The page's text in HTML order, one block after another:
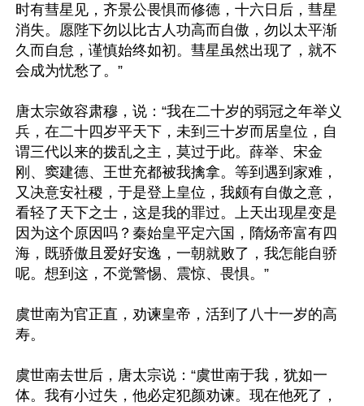
时有彗星见，齐景公畏惧而修德，十六日后，彗星
消失。愿陛下勿以比古人功高而自傲，勿以太平渐
久而自怠，谨慎始终如初。彗星虽然出现了，就不
会成为忧愁了。”
唐太宗敛容肃穆，说：“我在二十岁的弱冠之年举义
兵，在二十四岁平天下，未到三十岁而居皇位，自
谓三代以来的拨乱之主，莫过于此。薛举、宋金
刚、窦建德、王世充都被我擒拿。等到遇到家难，
又决意安社稷，于是登上皇位，我颇有自傲之意，
看轻了天下之士，这是我的罪过。上天出现星变是
因为这个原因吗？秦始皇平定六国，隋炀帝富有四
海，既骄傲且爱好安逸，一朝就败了，我怎能自骄
呢。想到这，不觉警惕、震惊、畏惧。”
虞世南为官正直，劝谏皇帝，活到了八十一岁的高
寿。
虞世南去世后，唐太宗说：“虞世南于我，犹如一
体。我有小过失，他必定犯颜劝谏。现在他死了，